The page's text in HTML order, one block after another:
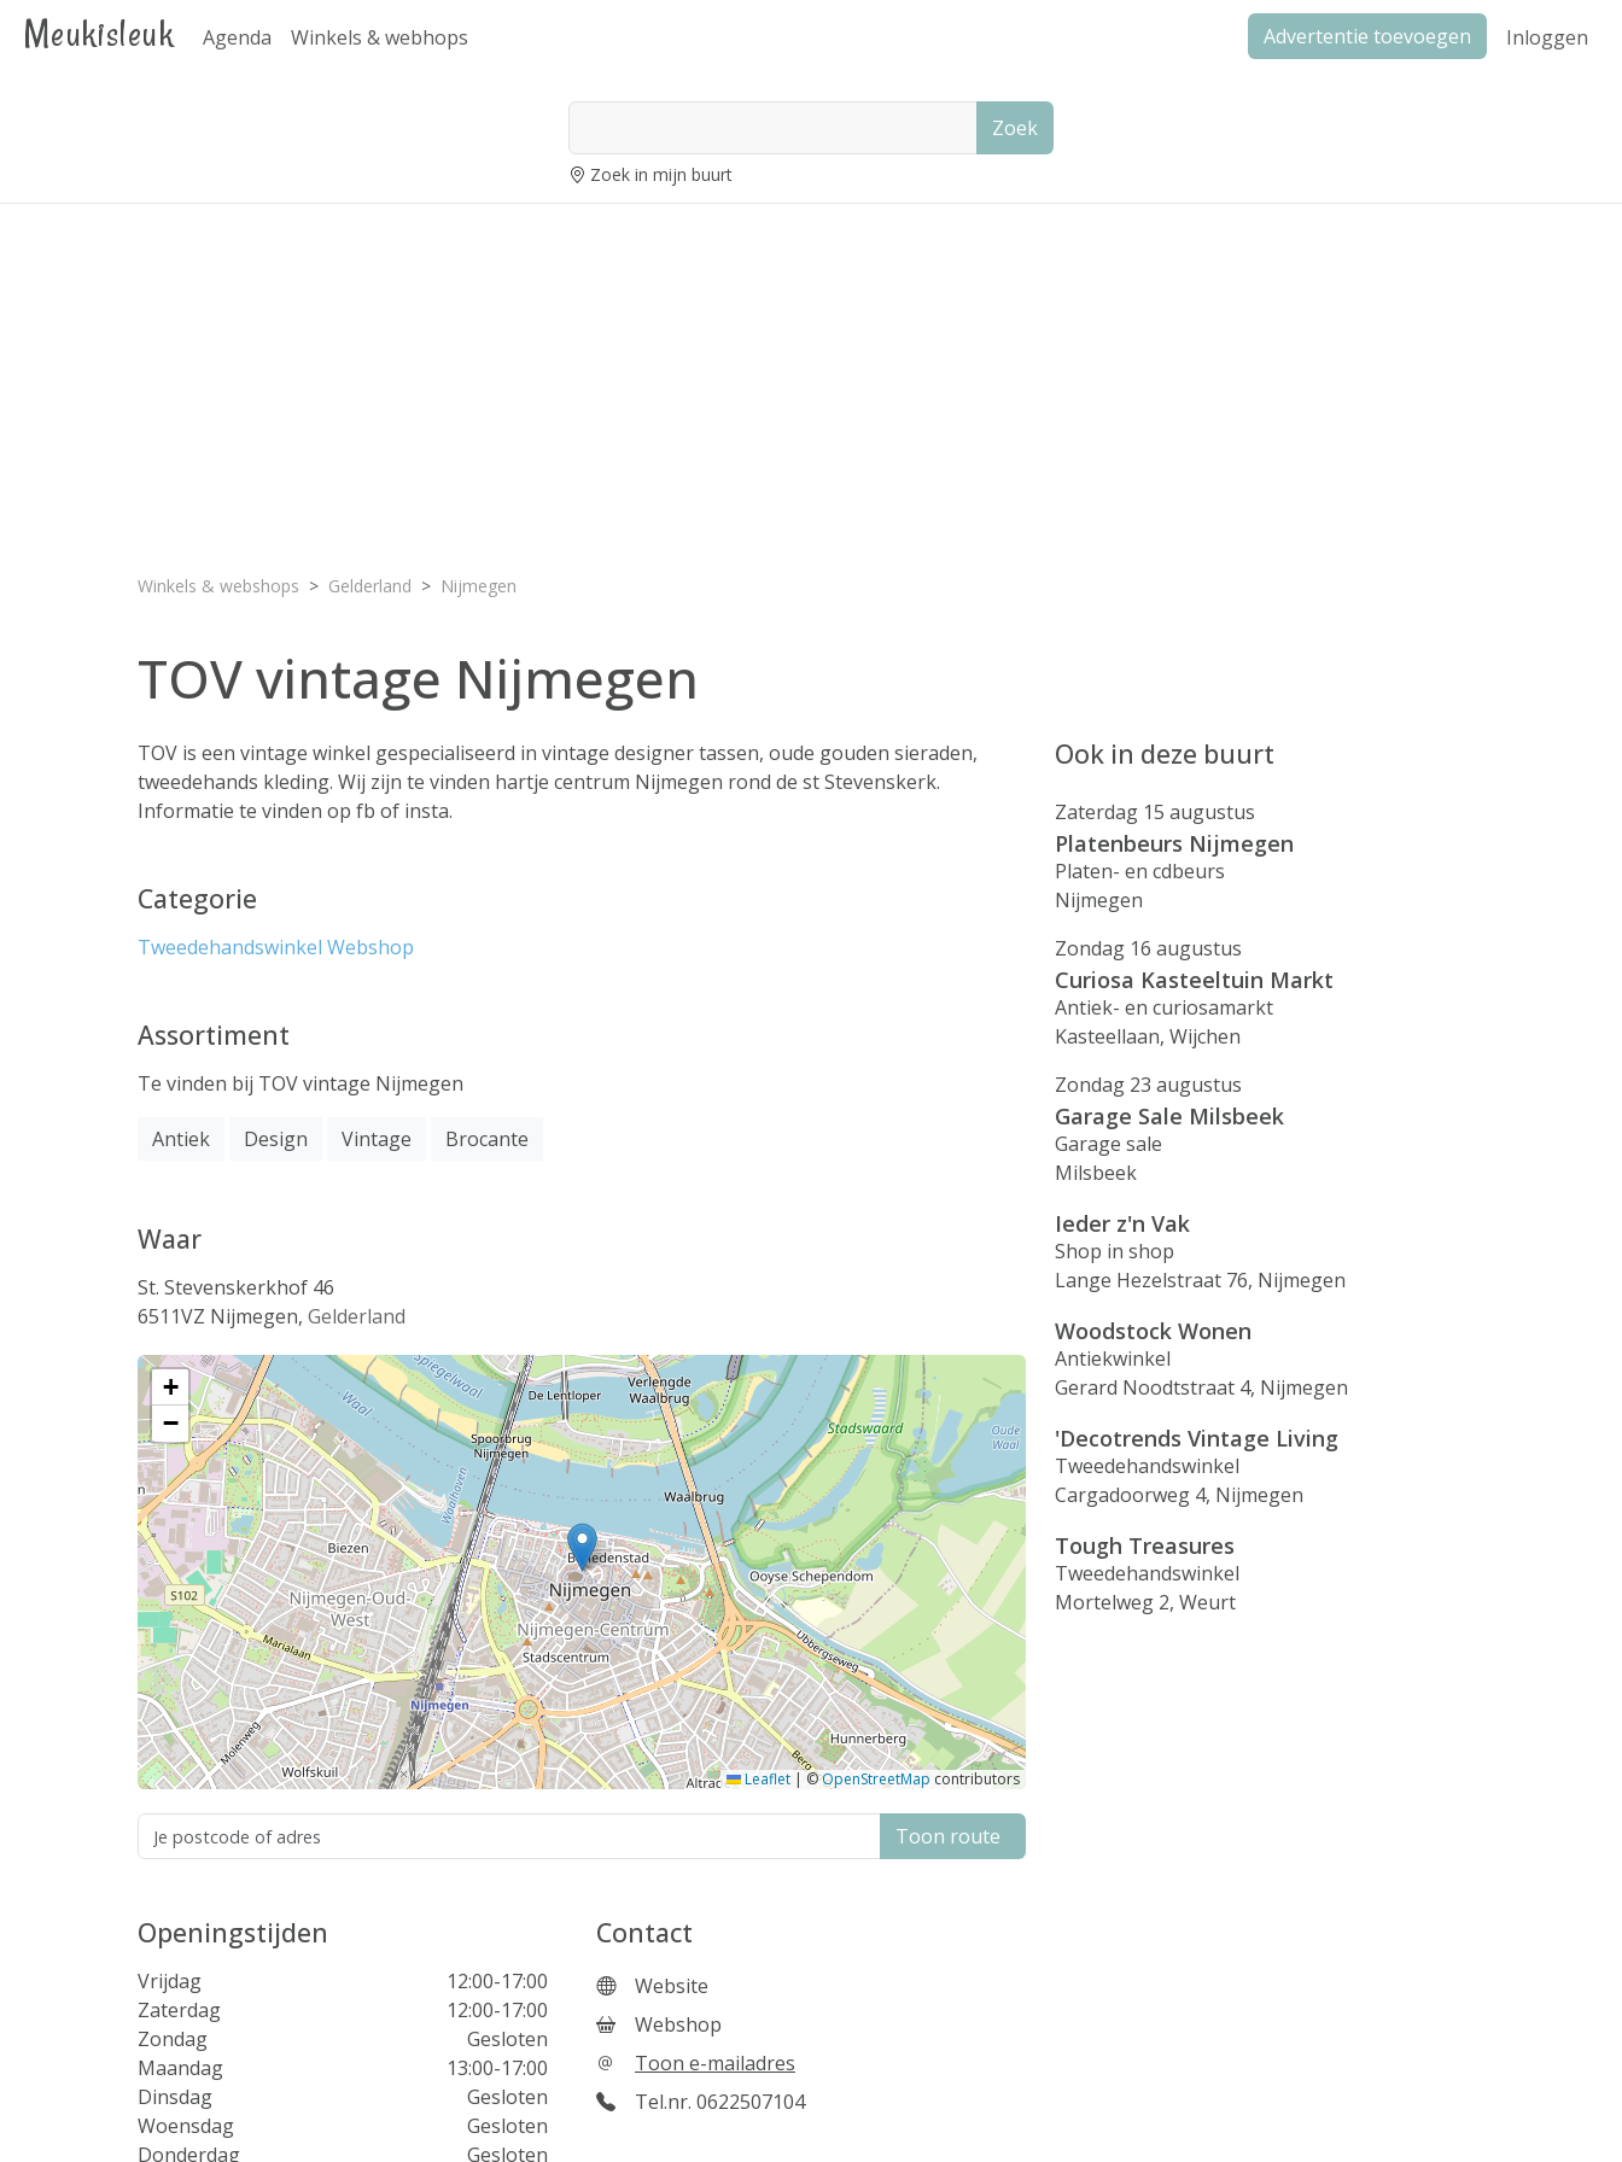
Meukisleuk Agenda Winkels & webhops Advertentie toevoegen Inloggen
Zoek
Zoek in mijn buurt
Winkels & webshops Gelderland Nijmegen
TOV vintage Nijmegen
TOV is een vintage winkel gespecialiseerd in vintage designer tassen, oude gouden sieraden,
tweedehands kleding. Wij zijn te vinden hartje centrum Nijmegen rond de st Stevenskerk.
Informatie te vinden op fb of insta.
Categorie
Tweedehandswinkel Webshop
Assortiment
Te vinden bij TOV vintage Nijmegen
Antiek Design Vintage Brocante
Waar
St. Stevenskerkhof 46
6511VZ Nijmegen, Gelderland
+
−
Leaflet | ©OpenStreetMap contributors
Toon route
Openingstijden
Vrijdag
12:00-17:00
Zaterdag
12:00-17:00
Zondag
Gesloten
Maandag
13:00-17:00
Dinsdag
Gesloten
Woensdag
Gesloten
Donderdag
Gesloten
Contact
Website
Webshop
Toon e-mailadres
Tel.nr. 0622507104
Ook in deze buurt
Zaterdag 15 augustus
Platenbeurs Nijmegen
Platen- en cdbeurs
Nijmegen
Zondag 16 augustus
Curiosa Kasteeltuin Markt
Antiek- en curiosamarkt
Kasteellaan, Wijchen
Zondag 23 augustus
Garage Sale Milsbeek
Garage sale
Milsbeek
Ieder z'n Vak
Shop in shop
Lange Hezelstraat 76, Nijmegen
Woodstock Wonen
Antiekwinkel
Gerard Noodtstraat 4, Nijmegen
'Decotrends Vintage Living
Tweedehandswinkel
Cargadoorweg 4, Nijmegen
Tough Treasures
Tweedehandswinkel
Mortelweg 2, Weurt